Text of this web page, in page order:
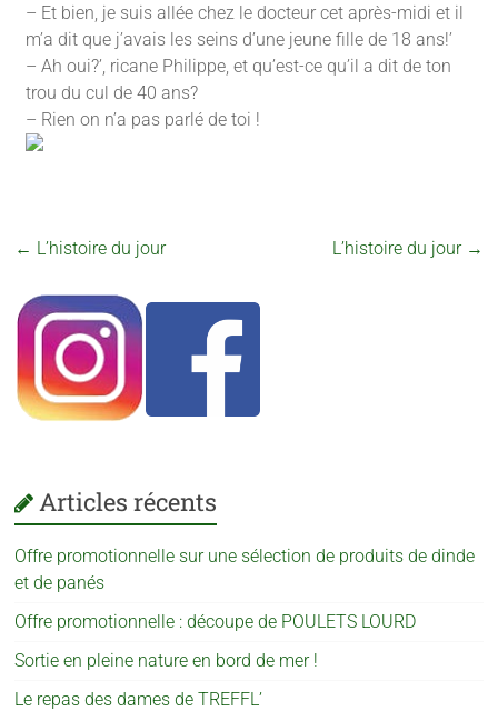
– Et bien, je suis allée chez le docteur cet après-midi et il
m’a dit que j’avais les seins d’une jeune fille de 18 ans!’
– Ah oui?’, ricane Philippe, et qu’est-ce qu’il a dit de ton
trou du cul de 40 ans?
– Rien on n’a pas parlé de toi !
← L’histoire du jour L’histoire du jour →
Articles récents
Offre promotionnelle sur une sélection de produits de dinde
et de panés
Offre promotionnelle : découpe de POULETS LOURD
Sortie en pleine nature en bord de mer !
Le repas des dames de TREFFL’